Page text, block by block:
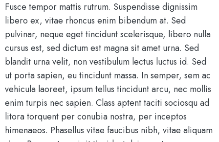
Fusce tempor mattis rutrum. Suspendisse dignissim
libero ex, vitae rhoncus enim bibendum at. Sed
pulvinar, neque eget tincidunt scelerisque, libero nulla
cursus est, sed dictum est magna sit amet urna. Sed
blandit urna velit, non vestibulum lectus luctus id. Sed
ut porta sapien, eu tincidunt massa. In semper, sem ac
vehicula laoreet, ipsum tellus tincidunt arcu, nec mollis
enim turpis nec sapien. Class aptent taciti sociosqu ad
litora torquent per conubia nostra, per inceptos
himenaeos. Phasellus vitae faucibus nibh, vitae aliquam